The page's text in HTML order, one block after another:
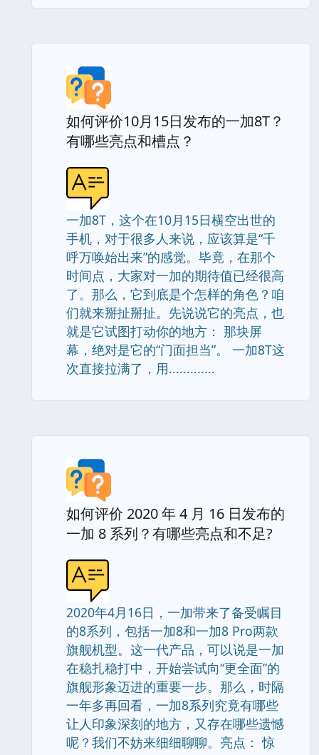
如何评价10月15日发布的一加8T？
有哪些亮点和槽点？
一加8T，这个在10月15日横空出世的
手机，对于很多人来说，应该算是“千
呼万唤始出来”的感觉。毕竟，在那个
时间点，大家对一加的期待值已经很高
了。那么，它到底是个怎样的角色？咱
们就来掰扯掰扯。先说说它的亮点，也
就是它试图打动你的地方： 那块屏
幕，绝对是它的“门面担当”。 一加8T这
次直接拉满了，用.............
如何评价 2020 年 4 月 16 日发布的
一加 8 系列？有哪些亮点和不足?
2020年4月16日，一加带来了备受瞩目
的8系列，包括一加8和一加8 Pro两款
旗舰机型。这一代产品，可以说是一加
在稳扎稳打中，开始尝试向“更全面”的
旗舰形象迈进的重要一步。那么，时隔
一年多再回看，一加8系列究竟有哪些
让人印象深刻的地方，又存在哪些遗憾
呢？我们不妨来细细聊聊。亮点： 惊